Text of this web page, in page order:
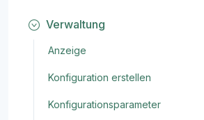
Verwaltung
Anzeige
Konfiguration erstellen
Konfigurationsparameter